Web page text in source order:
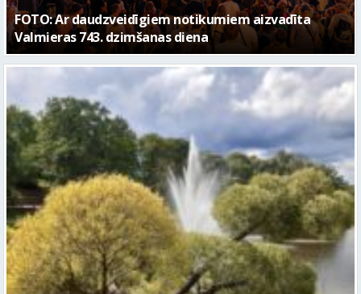
FOTO: Valmieras pilsētas svētku gājiens 2026